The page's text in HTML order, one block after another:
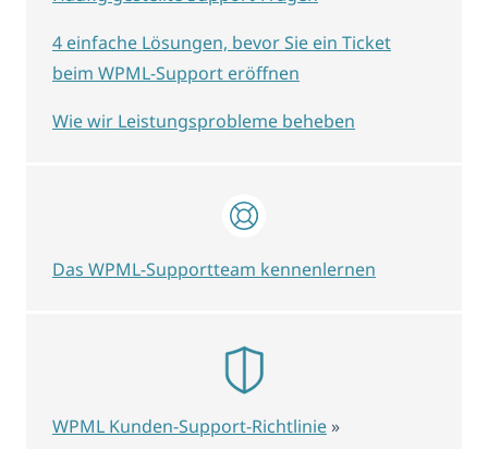
4 einfache Lösungen, bevor Sie ein Ticket
beim WPML-Support eröffnen
Wie wir Leistungsprobleme beheben
Das WPML-Supportteam kennenlernen
WPML Kunden-Support-Richtlinie »